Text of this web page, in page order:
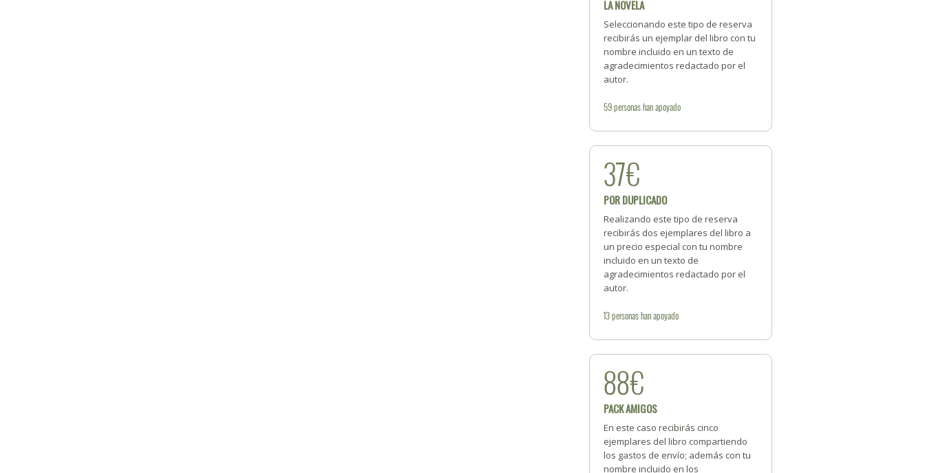
LA NOVELA
Seleccionando este tipo de reserva
recibirás un ejemplar del libro con tu
nombre incluido en un texto de
agradecimientos redactado por el
autor.
59personashan apoyado
37€
POR DUPLICADO
Realizando este tipo de reserva
recibirás dos ejemplares del libro a
un precio especial con tu nombre
incluido en un texto de
agradecimientos redactado por el
autor.
13personashan apoyado
88€
PACK AMIGOS
En este caso recibirás cinco
ejemplares del libro compartiendo
los gastos de envío; además con tu
nombre incluido en los